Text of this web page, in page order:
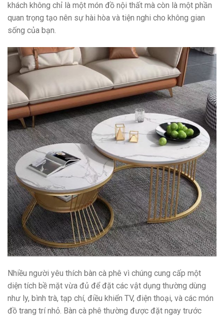
khách không chỉ là một món đồ nội thất mà còn là một phần
quan trọng tạo nên sự hài hòa và tiện nghi cho không gian
sống của bạn.
Nhiều người yêu thích bàn cà phê vì chúng cung cấp một
diện tích bề mặt vừa đủ để đặt các vật dụng thường dùng
như ly, bình trà, tạp chí, điều khiển TV, điện thoại, và các món
đồ trang trí nhỏ. Bàn cà phê thường được đặt ngay trước